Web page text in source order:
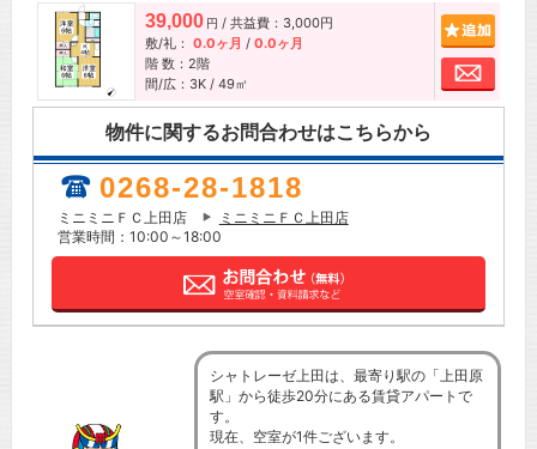
39,000 円 / 共益費：3,000円
敷/礼： 0.0ヶ月 / 0.0ヶ月
階 数：2階
間/広：3K / 49㎡
お問
物件に関するお問合わせはこちらから
0268-28-1818
ミニミニＦＣ上田店
ミニミニＦＣ上田店
営業時間：10:00～18:00
シャトレーゼ上田は、最寄り駅の「上田原
駅」から徒歩20分にある賃貸アパートで
す。
現在、空室が1件ございます。